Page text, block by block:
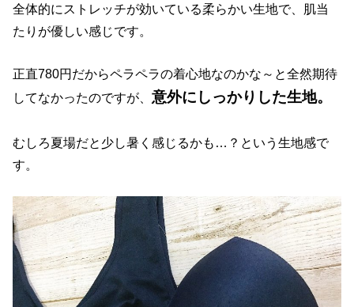
全体的にストレッチが効いている柔らかい生地で、肌当
たりが優しい感じです。
正直780円だからペラペラの着心地なのかな～と全然期待
してなかったのですが、意外にしっかりした生地。
むしろ夏場だと少し暑く感じるかも…？という生地感で
す。